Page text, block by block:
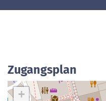
Zugangsplan
+